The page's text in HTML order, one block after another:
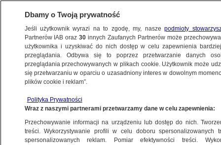
ŚWIAT
nieba". Czym są i kiedy do nich dochodzi
22.05.2024, 10:05
Dbamy o Twoją prywatność
Jeśli użytkownik wyrazi na to zgodę, my, naszepodmioty
Partnerów IAB oraz30 innych Zaufanych Partnerów może
użytkownika i uzyskiwać do nich dostęp w celu zapewnienia
przeglądania. Odbywa się to poprzez przetwarzanie danych
przeglądania przechowywanych w plikach cookie. Użytkownik może
się przetwarzaniu w oparciu o uzasadniony interes w dowolnym
plików cookie i reklam”.
Polityka Prywatności
Wraz z naszymi partnerami przetwarzamy dane w celu zapewnienia:
Przechowywanie informacji na urządzeniu lub dostęp do nich.
treści. Wykorzystywanie profili w celu doboru spersonalizowanych
spersonalizowanych reklam. Pomiar efektywności treści.